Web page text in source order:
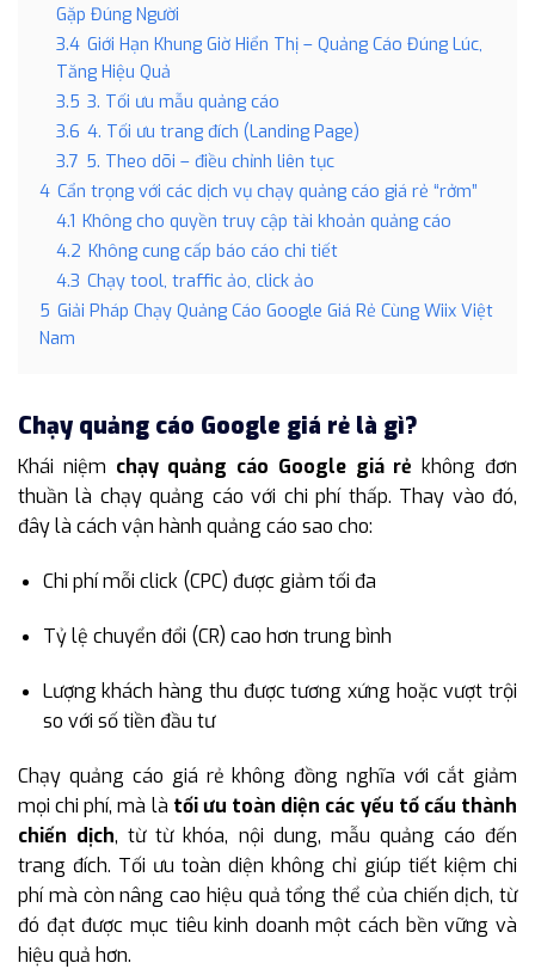
Gặp Đúng Người
3.4 Giới Hạn Khung Giờ Hiển Thị – Quảng Cáo Đúng Lúc,
Tăng Hiệu Quả
3.5 3. Tối ưu mẫu quảng cáo
3.6 4. Tối ưu trang đích (Landing Page)
3.7 5. Theo dõi – điều chỉnh liên tục
4 Cẩn trọng với các dịch vụ chạy quảng cáo giá rẻ “rởm”
4.1 Không cho quyền truy cập tài khoản quảng cáo
4.2 Không cung cấp báo cáo chi tiết
4.3 Chạy tool, traffic ảo, click ảo
5 Giải Pháp Chạy Quảng Cáo Google Giá Rẻ Cùng Wiix Việt
Nam
Chạy quảng cáo Google giá rẻ là gì?
Khái niệm chạy quảng cáo Google giá rẻ không đơn
thuần là chạy quảng cáo với chi phí thấp. Thay vào đó,
đây là cách vận hành quảng cáo sao cho:
Chi phí mỗi click (CPC) được giảm tối đa
Tỷ lệ chuyển đổi (CR) cao hơn trung bình
Lượng khách hàng thu được tương xứng hoặc vượt trội
so với số tiền đầu tư
Chạy quảng cáo giá rẻ không đồng nghĩa với cắt giảm
mọi chi phí, mà là tối ưu toàn diện các yếu tố cấu thành
chiến dịch, từ từ khóa, nội dung, mẫu quảng cáo đến
trang đích. Tối ưu toàn diện không chỉ giúp tiết kiệm chi
phí mà còn nâng cao hiệu quả tổng thể của chiến dịch, từ
đó đạt được mục tiêu kinh doanh một cách bền vững và
hiệu quả hơn.